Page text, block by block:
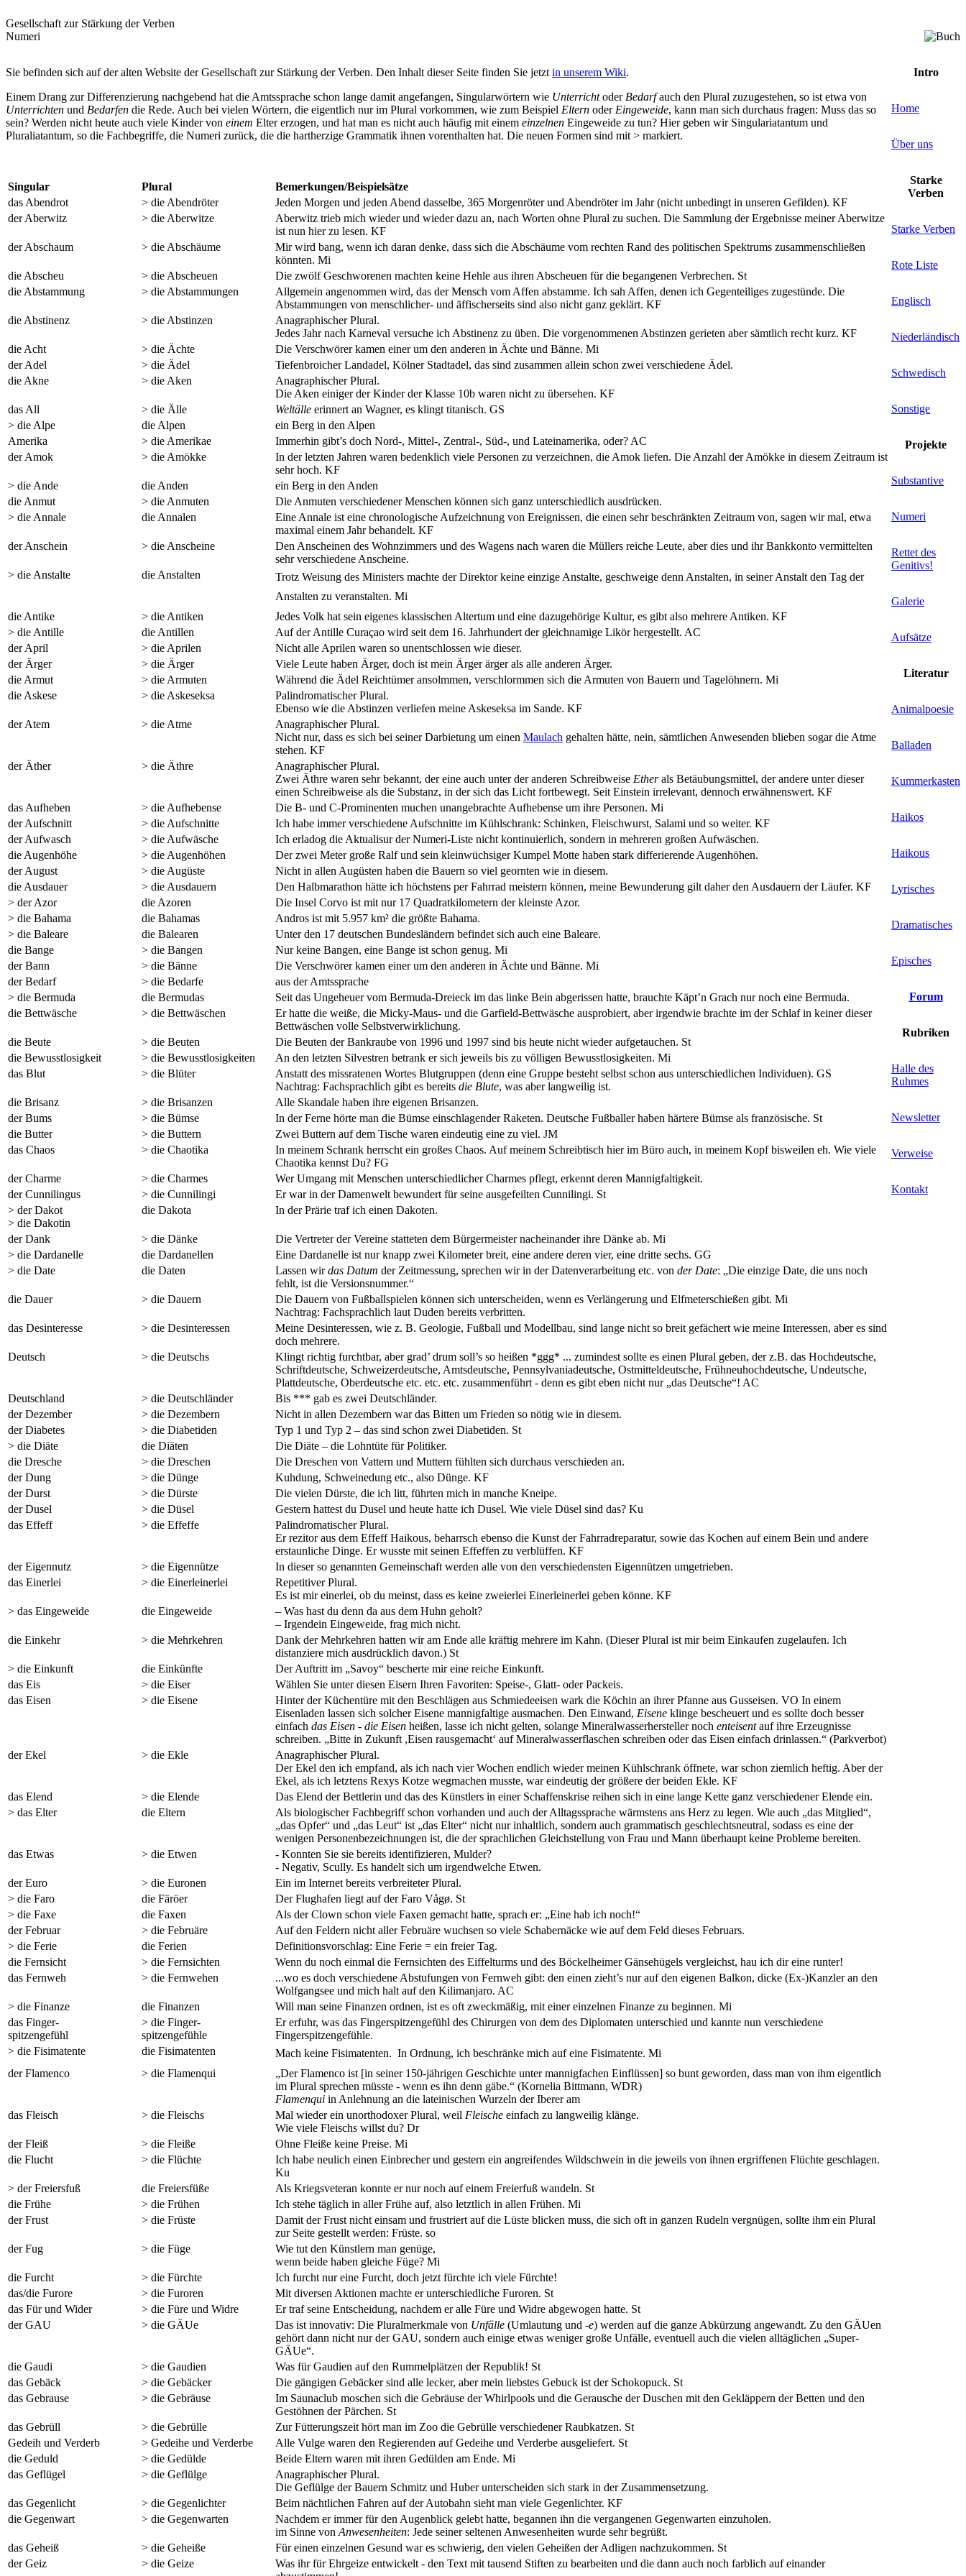
Gesellschaft zur Stärkung der Verben
Numeri
Sie befinden sich auf der alten Website der Gesellschaft zur Stärkung der Verben. Den Inhalt dieser Seite finden Sie jetzt in unserem Wiki.
Einem Drang zur Differenzierung nachgebend hat die Amtssprache schon lange damit angefangen, Singularwörtern wie Unterrichtoder Bedarfauch den Plural zuzugestehen, so ist etwa von
Unterrichten und Bedarfen die Rede. Auch bei vielen Wörtern, die eigentlich nur im Plural vorkommen, wie zum Beispiel Eltern oder Eingeweide, kann man sich durchaus fragen: Muss das so
sein? Werden nicht heute auch viele Kinder von einem Elter erzogen, und hat man es nicht auch häufig mit einem einzelnen Eingeweide zu tun? Hier geben wir Singulariatantum und
Pluraliatantum, so die Fachbegriffe, die Numeri zurück, die die hartherzige Grammatik ihnen vorenthalten hat. Die neuen Formen sind mit > markiert.
Singular Plural
Bemerkungen/Beispielsätze
das Abendrot
> die Abendröter Jeden Morgen und jeden Abend dasselbe, 365 Morgenröter und Abendröter im Jahr (nicht unbedingt in unseren Gefilden). KF
der Aberwitz
> die Aberwitze
Aberwitz trieb mich wieder und wieder dazu an, nach Worten ohne Plural zu suchen. Die Sammlung der Ergebnisse meiner Aberwitze
ist nun hier zu lesen. KF
der Abschaum
> die Abschäume
Mir wird bang, wenn ich daran denke, dass sich die Abschäume vom rechten Rand des politischen Spektrums zusammenschließen
könnten. Mi
die Abscheu
> die Abscheuen Die zwölf Geschworenen machten keine Hehle aus ihren Abscheuen für die begangenen Verbrechen. St
die Abstammung
> die Abstammungen
Allgemein angenommen wird, das der Mensch vom Affen abstamme. Ich sah Affen, denen ich Gegenteiliges zugestünde. Die
Abstammungen von menschlicher- und äffischerseits sind also nicht ganz geklärt. KF
die Abstinenz
> die Abstinzen
Anagraphischer Plural.
Jedes Jahr nach Karneval versuche ich Abstinenz zu üben. Die vorgenommenen Abstinzen gerieten aber sämtlich recht kurz. KF
die Acht
> die Ächte Die Verschwörer kamen einer um den anderen in Ächte und Bänne. Mi
der Adel
> die Ädel
Tiefenbroicher Landadel, Kölner Stadtadel, das sind zusammen allein schon zwei verschiedene Ädel.
die Akne
> die Aken
Anagraphischer Plural.
Die Aken einiger der Kinder der Klasse 10b waren nicht zu übersehen. KF
das All
> die Älle Weltälle erinnert an Wagner, es klingt titanisch. GS
> die Alpe
die Alpen
ein Berg in den Alpen
Amerika
> die Amerikae Immerhin gibt’s doch Nord-, Mittel-, Zentral-, Süd-, und Lateinamerika, oder? AC
der Amok
> die Amökke
In der letzten Jahren waren bedenklich viele Personen zu verzeichnen, die Amok liefen. Die Anzahl der Amökke in diesem Zeitraum ist
sehr hoch. KF
> die Ande
die Anden
ein Berg in den Anden
die Anmut
> die Anmuten
Die Anmuten verschiedener Menschen können sich ganz unterschiedlich ausdrücken.
> die Annale
die Annalen
Eine Annale ist eine chronologische Aufzeichnung von Ereignissen, die einen sehr beschränkten Zeitraum von, sagen wir mal, etwa
maximal einem Jahr behandelt. KF
der Anschein
> die Anscheine
Den Anscheinen des Wohnzimmers und des Wagens nach waren die Müllers reiche Leute, aber dies und ihr Bankkonto vermittelten
sehr verschiedene Anscheine.
> die Anstalte
die Anstalten
Trotz Weisung des Ministers machte der Direktor keine einzige Anstalte, geschweige denn Anstalten, in seiner Anstalt den Tag der
Anstalten zu veranstalten. Mi
die Antike
> die Antiken Jedes Volk hat sein eigenes klassischen Altertum und eine dazugehörige Kultur, es gibt also mehrere Antiken. KF
> die Antille
die Antillen Auf der Antille Curaçao wird seit dem 16. Jahrhundert der gleichnamige Likör hergestellt. AC
der April
> die Aprilen
Nicht alle Aprilen waren so unentschlossen wie dieser.
der Ärger
> die Ärger
Viele Leute haben Ärger, doch ist mein Ärger ärger als alle anderen Ärger.
die Armut
> die Armuten Während die Ädel Reichtümer ansolmmen, verschlormmen sich die Armuten von Bauern und Tagelöhnern. Mi
die Askese
> die Askeseksa
Palindromatischer Plural.
Ebenso wie die Abstinzen verliefen meine Askeseksa im Sande. KF
der Atem
> die Atme
Anagraphischer Plural.
Nicht nur, dass es sich bei seiner Darbietung um einen Maulach gehalten hätte, nein, sämtlichen Anwesenden blieben sogar die Atme
stehen. KF
der Äther
> die Äthre
Anagraphischer Plural.
Zwei Äthre waren sehr bekannt, der eine auch unter der anderen Schreibweise Etherals Betäubungsmittel, der andere unter dieser
einen Schreibweise als die Substanz, in der sich das Licht fortbewegt. Seit Einstein irrelevant, dennoch erwähnenswert. KF
das Aufheben
> die Aufhebense Die B- und C-Prominenten muchen unangebrachte Aufhebense um ihre Personen. Mi
der Aufschnitt
> die Aufschnitte Ich habe immer verschiedene Aufschnitte im Kühlschrank: Schinken, Fleischwurst, Salami und so weiter. KF
der Aufwasch
> die Aufwäsche
Ich erladog die Aktualisur der Numeri-Liste nicht kontinuierlich, sondern in mehreren großen Aufwäschen.
die Augenhöhe
> die Augenhöhen
Der zwei Meter große Ralf und sein kleinwüchsiger Kumpel Motte haben stark differierende Augenhöhen.
der August
> die Augüste
Nicht in allen Augüsten haben die Bauern so viel geornten wie in diesem.
die Ausdauer
> die Ausdauern Den Halbmarathon hätte ich höchstens per Fahrrad meistern können, meine Bewunderung gilt daher den Ausdauern der Läufer. KF
> der Azor
die Azoren
Die Insel Corvo ist mit nur 17 Quadratkilometern der kleinste Azor.
> die Bahama
die Bahamas
Andros ist mit 5.957 km² die größte Bahama.
> die Baleare
die Balearen
Unter den 17 deutschen Bundesländern befindet sich auch eine Baleare.
die Bange
> die Bangen Nur keine Bangen, eine Bange ist schon genug. Mi
der Bann
> die Bänne Die Verschwörer kamen einer um den anderen in Ächte und Bänne. Mi
der Bedarf
> die Bedarfe
aus der Amtssprache
> die Bermuda
die Bermudas
Seit das Ungeheuer vom Bermuda-Dreieck im das linke Bein abgerissen hatte, brauchte Käpt’n Grach nur noch eine Bermuda.
die Bettwäsche
> die Bettwäschen
Er hatte die weiße, die Micky-Maus- und die Garfield-Bettwäsche ausprobiert, aber irgendwie brachte im der Schlaf in keiner dieser
Bettwäschen volle Selbstverwirklichung.
die Beute
> die Beuten Die Beuten der Bankraube von 1996 und 1997 sind bis heute nicht wieder aufgetauchen. St
die Bewusstlosigkeit
> die Bewusstlosigkeiten An den letzten Silvestren betrank er sich jeweils bis zu völligen Bewusstlosigkeiten. Mi
das Blut
> die Blüter Anstatt des missratenen Wortes Blutgruppen (denn eine Gruppe besteht selbst schon aus unterschiedlichen Individuen). GS
Nachtrag: Fachsprachlich gibt es bereits die Blute, was aber langweilig ist.
die Brisanz
> die Brisanzen
Alle Skandale haben ihre eigenen Brisanzen.
der Bums
> die Bümse In der Ferne hörte man die Bümse einschlagender Raketen. Deutsche Fußballer haben härtere Bümse als französische. St
die Butter
> die Buttern Zwei Buttern auf dem Tische waren eindeutig eine zu viel. JM
das Chaos
> die Chaotika
In meinem Schrank herrscht ein großes Chaos. Auf meinem Schreibtisch hier im Büro auch, in meinem Kopf bisweilen eh. Wie viele
Chaotika kennst Du? FG
der Charme
> die Charmes
Wer Umgang mit Menschen unterschiedlicher Charmes pflegt, erkennt deren Mannigfaltigkeit.
der Cunnilingus
> die Cunnilingi Er war in der Damenwelt bewundert für seine ausgefeilten Cunnilingi. St
> der Dakot
> die Dakotin
die Dakota In der Prärie traf ich einen Dakoten.
der Dank > die Dänke Die Vertreter der Vereine statteten dem Bürgermeister nacheinander ihre Dänke ab. Mi
> die Dardanelle
die Dardanellen Eine Dardanelle ist nur knapp zwei Kilometer breit, eine andere deren vier, eine dritte sechs. GG
> die Date
die Daten Lassen wirdas Datum der Zeitmessung, sprechen wir in der Datenverarbeitung etc. von der Date: „Die einzige Date, die uns noch
fehlt, ist die Versionsnummer.“
die Dauer
> die Dauern Die Dauern von Fußballspielen können sich unterscheiden, wenn es Verlängerung und Elfmeterschießen gibt. Mi
Nachtrag: Fachsprachlich laut Duden bereits verbritten.
das Desinteresse
> die Desinteressen
Meine Desinteressen, wie z. B. Geologie, Fußball und Modellbau, sind lange nicht so breit gefächert wie meine Interessen, aber es sind
doch mehrere.
Deutsch
> die Deutschs
Klingt richtig furchtbar, aber grad’ drum soll’s so heißen *ggg* ... zumindest sollte es einen Plural geben, der z.B. das Hochdeutsche,
Schriftdeutsche, Schweizerdeutsche, Amtsdeutsche, Pennsylvaniadeutsche, Ostmitteldeutsche, Frühneuhochdeutsche, Undeutsche,
Plattdeutsche, Oberdeutsche etc. etc. etc. zusammenführt - denn es gibt eben nicht nur „das Deutsche“! AC
Deutschland
> die Deutschländer
Bis *** gab es zwei Deutschländer.
der Dezember
> die Dezembern
Nicht in allen Dezembern war das Bitten um Frieden so nötig wie in diesem.
der Diabetes
> die Diabetiden Typ 1 und Typ 2 – das sind schon zwei Diabetiden. St
> die Diäte
die Diäten
Die Diäte – die Lohntüte für Politiker.
die Dresche
> die Dreschen
Die Dreschen von Vattern und Muttern fühlten sich durchaus verschieden an.
der Dung
> die Dünge Kuhdung, Schweinedung etc., also Dünge. KF
der Durst
> die Dürste
Die vielen Dürste, die ich litt, führten mich in manche Kneipe.
der Dusel
> die Düsel Gestern hattest du Dusel und heute hatte ich Dusel. Wie viele Düsel sind das? Ku
das Effeff
> die Effeffe
Palindromatischer Plural.
Er rezitor aus dem Effeff Haikous, beharrsch ebenso die Kunst der Fahrradreparatur, sowie das Kochen auf einem Bein und andere
erstaunliche Dinge. Er wusste mit seinen Effeffen zu verblüffen. KF
der Eigennutz
> die Eigennütze
In dieser so genannten Gemeinschaft werden alle von den verschiedensten Eigennützen umgetrieben.
das Einerlei
> die Einerleinerlei
Repetitiver Plural.
Es ist mir einerlei, ob du meinst, dass es keine zweierlei Einerleinerlei geben könne. KF
> das Eingeweide
die Eingeweide
– Was hast du denn da aus dem Huhn geholt?
– Irgendein Eingeweide, frag mich nicht.
die Einkehr
> die Mehrkehren
Dank der Mehrkehren hatten wir am Ende alle kräftig mehrere im Kahn. (Dieser Plural ist mir beim Einkaufen zugelaufen. Ich
distanziere mich ausdrücklich davon.) St
> die Einkunft
die Einkünfte
Der Auftritt im „Savoy“ bescherte mir eine reiche Einkunft.
das Eis
> die Eiser
Wählen Sie unter diesen Eisern Ihren Favoriten: Speise-, Glatt- oder Packeis.
das Eisen
> die Eisene Hinter der Küchentüre mit den Beschlägen aus Schmiedeeisen wark die Köchin an ihrer Pfanne aus Gusseisen. VO In einem
Eisenladen lassen sich solcher Eisene mannigfaltige ausmachen. Den Einwand, Eisene klinge bescheuert und es sollte doch besser
einfach das Eisen - die Eisen heißen, lasse ich nicht gelten, solange Mineralwasserhersteller noch enteisentauf ihre Erzeugnisse
schreiben. „Bitte in Zukunft ,Eisen rausgemacht‘ auf Mineralwasserflaschen schreiben oder das Eisen einfach drinlassen.“ (Parkverbot)
der Ekel
> die Ekle
Anagraphischer Plural.
Der Ekel den ich empfand, als ich nach vier Wochen endlich wieder meinen Kühlschrank öffnete, war schon ziemlich heftig. Aber der
Ekel, als ich letztens Rexys Kotze wegmachen musste, war eindeutig der größere der beiden Ekle. KF
das Elend
> die Elende
Das Elend der Bettlerin und das des Künstlers in einer Schaffenskrise reihen sich in eine lange Kette ganz verschiedener Elende ein.
> das Elter
die Eltern
Als biologischer Fachbegriff schon vorhanden und auch der Alltagssprache wärmstens ans Herz zu legen. Wie auch „das Mitglied“,
„das Opfer“ und „das Leut“ ist „das Elter“ nicht nur inhaltlich, sondern auch grammatisch geschlechtsneutral, sodass es eine der
wenigen Personenbezeichnungen ist, die der sprachlichen Gleichstellung von Frau und Mann überhaupt keine Probleme bereiten.
das Etwas
> die Etwen
- Konnten Sie sie bereits identifizieren, Mulder?
- Negativ, Scully. Es handelt sich um irgendwelche Etwen.
der Euro
> die Euronen
Ein im Internet bereits verbreiteter Plural.
> die Faro
die Färöer Der Flughafen liegt auf der Faro Vågø. St
> die Faxe
die Faxen
Als der Clown schon viele Faxen gemacht hatte, sprach er: „Eine hab ich noch!“
der Februar
> die Februäre
Auf den Feldern nicht aller Februäre wuchsen so viele Schabernäcke wie auf dem Feld dieses Februars.
> die Ferie
die Ferien
Definitionsvorschlag: Eine Ferie = ein freier Tag.
die Fernsicht
> die Fernsichten
Wenn du noch einmal die Fernsichten des Eiffelturms und des Böckelheimer Gänsehügels vergleichst, hau ich dir eine runter!
das Fernweh
> die Fernwehen ...wo es doch verschiedene Abstufungen von Fernweh gibt: den einen zieht’s nur auf den eigenen Balkon, dicke (Ex-)Kanzler an den
Wolfgangsee und mich halt auf den Kilimanjaro. AC
> die Finanze
die Finanzen Will man seine Finanzen ordnen, ist es oft zweckmäßig, mit einer einzelnen Finanze zu beginnen. Mi
das Finger-
spitzengefühl
> die Finger-
spitzengefühle
Er erfuhr, was das Fingerspitzengefühl des Chirurgen von dem des Diplomaten unterschied und kannte nun verschiedene
Fingerspitzengefühle.
> die Fisimatente
die Fisimatenten Mach keine Fisimatenten.  In Ordnung, ich beschränke mich auf eine Fisimatente. Mi
der Flamenco
> die Flamenqui
„Der Flamenco ist [in seiner 150-jährigen Geschichte unter mannigfachen Einflüssen] so bunt geworden, dass man von ihm eigentlich
im Plural sprechen müsste - wenn es ihn denn gäbe.“ (Kornelia Bittmann, WDR)
Flamenqui in Anlehnung an die lateinischen Wurzeln der Ibereram
das Fleisch
> die Fleischs Mal wieder ein unorthodoxer Plural, weil Fleische einfach zu langweilig klänge.
Wie viele Fleischs willst du? Dr
der Fleiß
> die Fleiße Ohne Fleiße keine Preise. Mi
die Flucht
> die Flüchte
Ich habe neulich einen Einbrecher und gestern ein angreifendes Wildschwein in die jeweils von ihnen ergriffenen Flüchte geschlagen.
Ku
> der Freiersfuß
die Freiersfüße Als Kriegsveteran konnte er nur noch auf einem Freierfuß wandeln. St
die Frühe
> die Frühen Ich stehe täglich in aller Frühe auf, also letztlich in allen Frühen. Mi
der Frust
> die Früste
Damit der Frust nicht einsam und frustriert auf die Lüste blicken muss, die sich oft in ganzen Rudeln vergnügen, sollte ihm ein Plural
zur Seite gestellt werden: Früste. so
der Fug
> die Füge
Wie tut den Künstlern man genüge,
wenn beide haben gleiche Füge? Mi
die Furcht
> die Fürchte
Ich furcht nur eine Furcht, doch jetzt fürchte ich viele Fürchte!
das/die Furore
> die Furoren Mit diversen Aktionen machte er unterschiedliche Furoren. St
das Für und Wider
> die Füre und Widre Er traf seine Entscheidung, nachdem er alle Füre und Widre abgewogen hatte. St
der GAU
> die GÄUe Das ist innovativ: Die Pluralmerkmale von Unfälle (Umlautung und -e) werden auf die ganze Abkürzung angewandt. Zu den GÄUen
gehört dann nicht nur der GAU, sondern auch einige etwas weniger große Unfälle, eventuell auch die vielen alltäglichen „Super-
GÄUe“.
die Gaudi
> die Gaudien Was für Gaudien auf den Rummelplätzen der Republik! St
das Gebäck
> die Gebäcker Die gängigen Gebäcker sind alle lecker, aber mein liebstes Gebuck ist der Schokopuck. St
das Gebrause
> die Gebräuse
Im Saunaclub moschen sich die Gebräuse der Whirlpools und die Gerausche der Duschen mit den Gekläppern der Betten und den
Gestöhnen der Pärchen. St
das Gebrüll
> die Gebrülle Zur Fütterungszeit hört man im Zoo die Gebrülle verschiedener Raubkatzen. St
Gedeih und Verderb
> Gedeihe und Verderbe Alle Vulge waren den Regierenden auf Gedeihe und Verderbe ausgeliefert. St
die Geduld
> die Gedülde Beide Eltern waren mit ihren Gedülden am Ende. Mi
das Geflügel
> die Geflülge
Anagraphischer Plural.
Die Geflülge der Bauern Schmitz und Huber unterscheiden sich stark in der Zusammensetzung.
das Gegenlicht
> die Gegenlichter Beim nächtlichen Fahren auf der Autobahn sieht man viele Gegenlichter. KF
die Gegenwart
> die Gegenwarten
Nachdem er immer für den Augenblick gelebt hatte, begannen ihn die vergangenen Gegenwarten einzuholen.
im Sinne von Anwesenheiten: Jede seiner seltenen Anwesenheiten wurde sehr begrüßt.
das Geheiß
> die Geheiße Für einen einzelnen Gesund war es schwierig, den vielen Geheißen der Adligen nachzukommen. St
der Geiz
> die Geize
Was ihr für Ehrgeize entwickelt - den Text mit tausend Stiften zu bearbeiten und die dann auch noch farblich auf einander
Intro
Home
Über uns
Starke
Verben
Starke Verben
Rote Liste
Englisch
Niederländisch
Schwedisch
Sonstige
Projekte
Substantive
Numeri
Rettet des
Genitivs!
Galerie
Aufsätze
Literatur
Animalpoesie
Balladen
Kummerkasten
Haikos
Haikous
Lyrisches
Dramatisches
Episches
Forum
Rubriken
Halle des
Ruhmes
Newsletter
Verweise
Kontakt